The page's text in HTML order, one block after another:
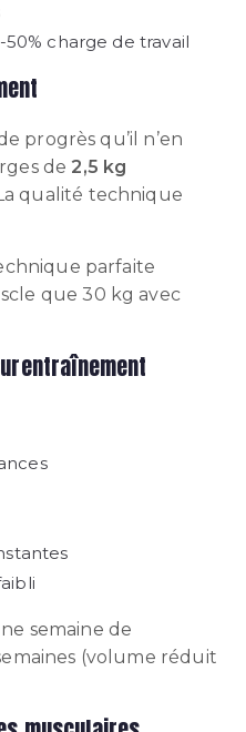
50% charge de travail
progrès qu’il n’en
de2,5 kg
qualité technique
parfaite
que 30 kg avec
semaine de
(volume réduit